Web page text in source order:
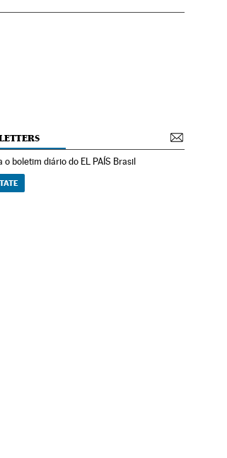
o boletim diário do EL PAÍS Brasil